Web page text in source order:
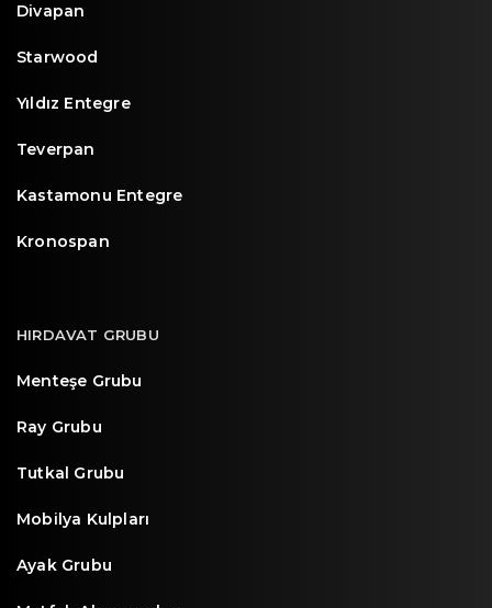
Divapan
Starwood
Yıldız Entegre
Teverpan
Kastamonu Entegre
Kronospan
HIRDAVAT GRUBU
Menteşe Grubu
Ray Grubu
Tutkal Grubu
Mobilya Kulpları
Ayak Grubu